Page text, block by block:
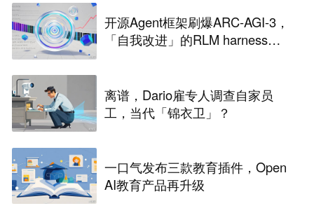
开源Agent框架刷爆ARC-AGI-3，
「自我改进」的RLM harness引
离谱，Dario雇专人调查自家员
工，当代「锦衣卫」？
一口气发布三款教育插件，Open
AI教育产品再升级